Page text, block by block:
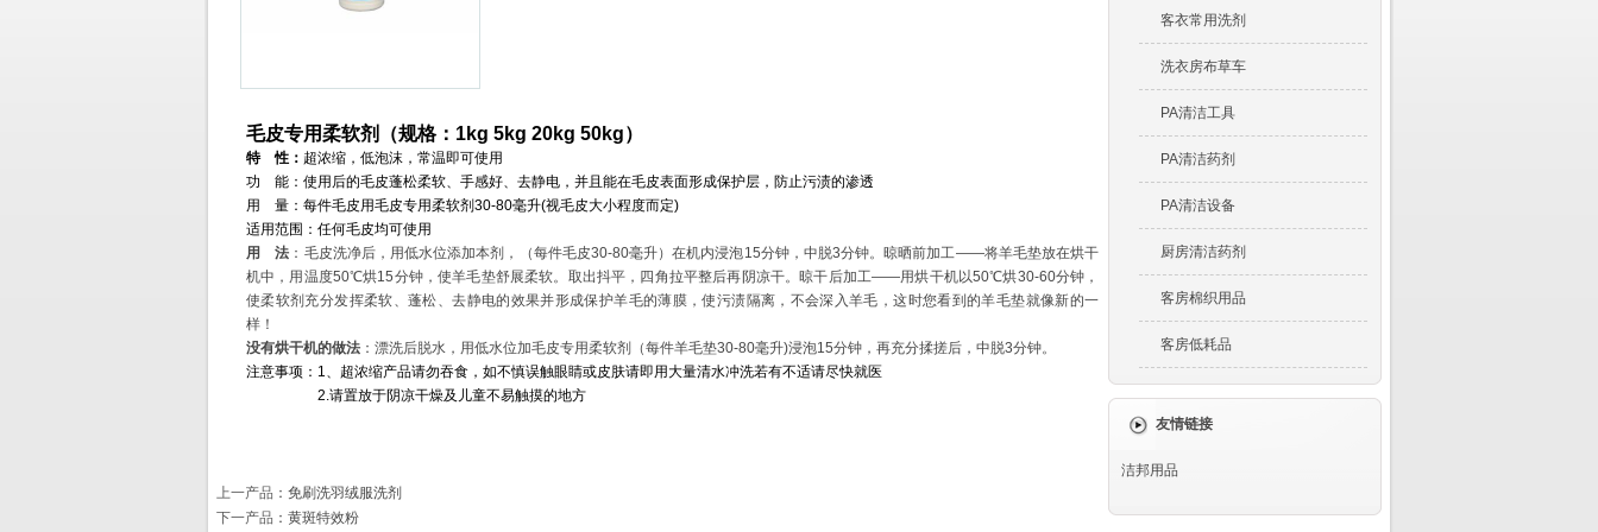
毛皮专用柔软剂（规格： 1kg 5kg 20kg 50kg）
特 性： 超浓缩，低泡沫，常温即可使用
功
能：使用后的毛皮蓬松柔软、手感好、去静电，并且能在毛皮表面形成保护层，防止污渍的渗透
用
量：每件毛皮用毛皮专用柔软剂 30-80毫升(视毛皮大小程度而定)
适用范围：任何毛皮均可使用
用
法 ：毛皮洗净后，用低水位添加本剂，（每件毛皮30-80毫升）在机内浸泡15分钟，中脱3分钟。晾晒前加工——将羊毛垫放在烘干
机中，用温度50℃烘15分钟，使羊毛垫舒展柔软。取出抖平，四角拉平整后再阴凉干。晾干后加工——用烘干机以50℃烘30-60分钟，
使柔软剂充分发挥柔软、蓬松、去静电的效果并形成保护羊毛的薄膜，使污渍隔离，不会深入羊毛，这时您看到的羊毛垫就像新的一
样！
没有烘干机的做法 ：漂洗后脱水，用低水位加毛皮专用柔软剂（每件羊毛垫30-80毫升)浸泡15分钟，再充分揉搓后，中脱3分钟。
注意事项： 1、超浓缩产品请勿吞食，如不慎误触眼睛或皮肤请即用大量清水冲洗若有不适请尽快就医
2.请置放于阴凉干燥及儿童不易触摸的地方
上一产品 ： 免刷洗羽绒服洗剂
下一产品 ： 黄斑特效粉
客衣常用洗剂
洗衣房布草车
PA清洁工具
PA清洁药剂
PA清洁设备
厨房清洁药剂
客房棉织用品
客房低耗品
友情链接
洁邦用品